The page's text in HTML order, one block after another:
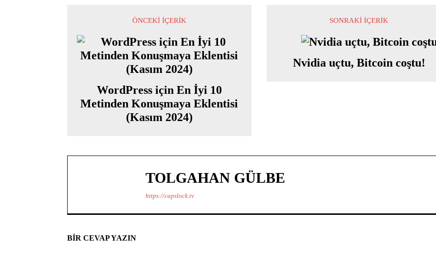
ÖNCEKI İÇERIK
WordPress için En İyi 10
Metinden Konuşmaya Eklentisi
(Kasım 2024)
SONRAKI İÇERIK
Nvidia uçtu, Bitcoin coştu!
TOLGAHAN GÜLBE
https://capslock.tv
BIR CEVAP YAZIN